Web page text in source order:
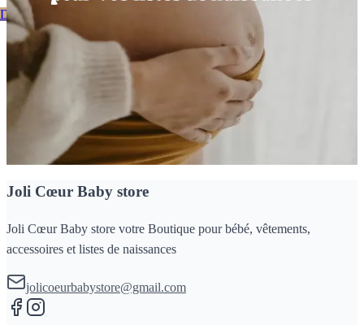
Découvrez notre catalogue
Nos dernières nouveautés
Joli Cœur Baby store
Joli Cœur Baby store votre Boutique pour bébé, vêtements,
accessoires et listes de naissances
jolicoeurbabystore@gmail.com